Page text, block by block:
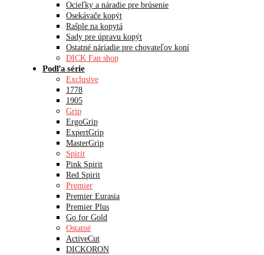
Ocieľky a náradie pre brúsenie
Osekávače kopýt
Rašple na kopytá
Sady pre úpravu kopýt
Ostatné náriadie pre chovateľov koní
DICK Fan shop
Podľa série
Exclusive
1778
1905
Grip
ErgoGrip
ExpertGrip
MasterGrip
Spirit
Pink Spirit
Red Spirit
Premier
Premier Eurasia
Premier Plus
Go for Gold
Ostatné
ActiveCut
DICKORON